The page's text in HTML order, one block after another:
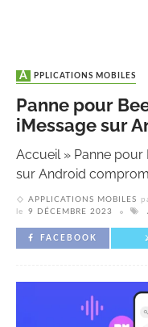
APPLICATIONS MOBILES
Panne pour
iMessage sur
Accueil» Panne pour
sur Android
APPLICATIONS MOBILES
le
9 DÉCEMBRE 2023
FACEBOOK